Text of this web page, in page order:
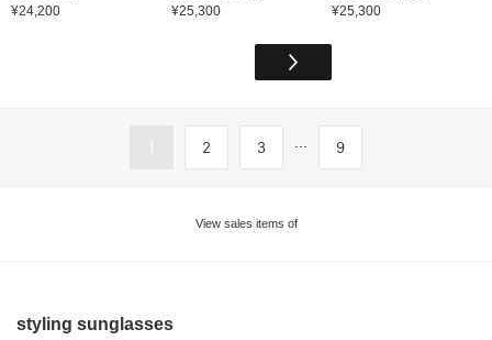
¥24,200 ¥25,300 ¥25,300
1 2 3 ... 9
View sales items of
styling sunglasses